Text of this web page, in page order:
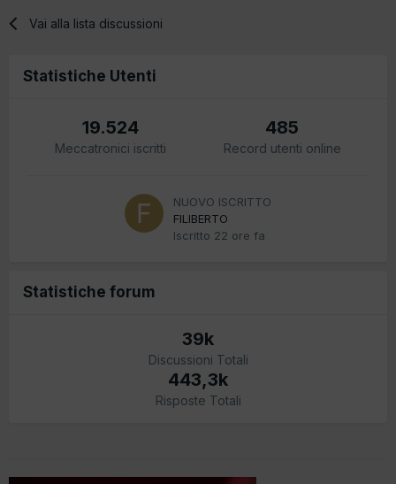
Vai alla lista discussioni
Statistiche Utenti
19.524
Meccatronici iscritti
485
Record utenti online
NUOVO ISCRITTO
FILIBERTO
Iscritto 22 ore fa
Statistiche forum
39k
Discussioni Totali
443,3k
Risposte Totali